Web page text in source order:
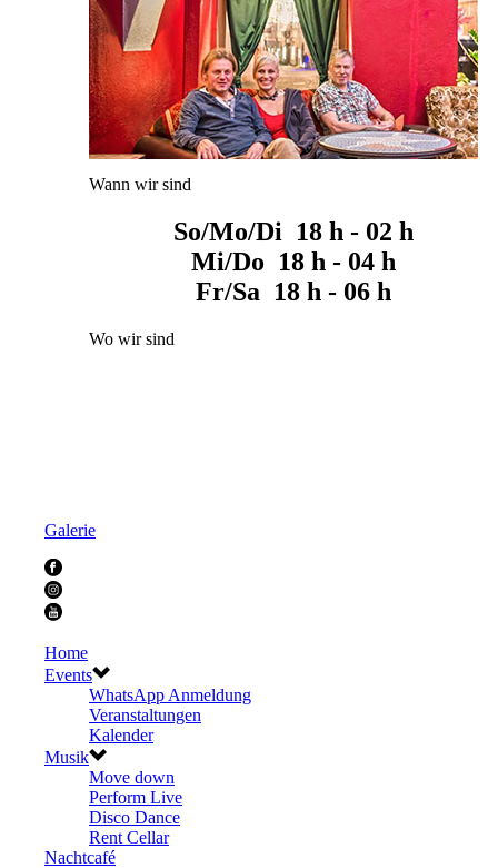
Wann wir sind
So/Mo/Di 18 h - 02 h
Mi/Do 18 h - 04 h
Fr/Sa 18 h - 06 h
Wo wir sind
Galerie
Home
Events
WhatsApp Anmeldung
Veranstaltungen
Kalender
Musik
Move down
Perform Live
Disco Dance
Rent Cellar
Nachtcafé